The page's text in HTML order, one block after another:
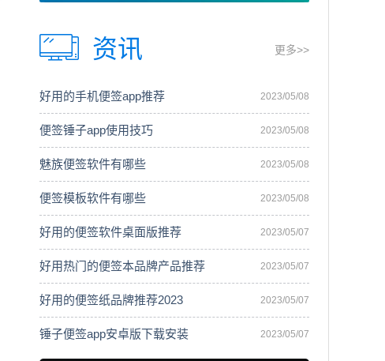
资讯 更多>>
好用的手机便签app推荐 2023/05/08
便签锤子app使用技巧 2023/05/08
魅族便签软件有哪些 2023/05/08
便签模板软件有哪些 2023/05/08
好用的便签软件桌面版推荐 2023/05/07
好用热门的便签本品牌产品推荐 2023/05/07
好用的便签纸品牌推荐2023 2023/05/07
锤子便签app安卓版下载安装 2023/05/07